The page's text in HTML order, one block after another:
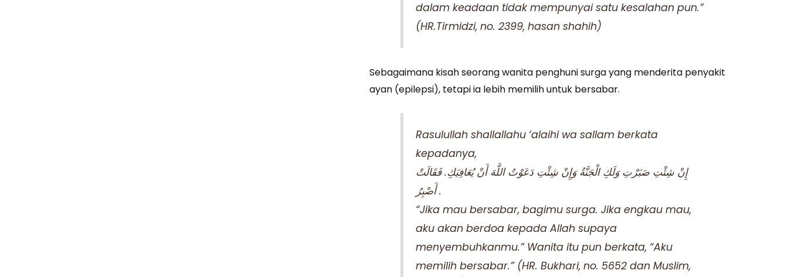
dalam keadaan tidak mempunyai satu kesalahan pun.”
(HR.Tirmidzi, no. 2399, hasan shahih)
Sebagaimana kisah seorang wanita penghuni surga yang menderita penyakit
ayan (epilepsi), tetapi ia lebih memilih untuk bersabar.
Rasulullah shallallahu ‘alaihi wa sallam berkata
kepadanya,
أَصْبِرُ .
“Jika mau bersabar, bagimu surga. Jika engkau mau,
aku akan berdoa kepada Allah supaya
menyembuhkanmu.” Wanita itu pun berkata, “Aku
memilih bersabar.” (HR. Bukhari, no. 5652 dan Muslim,